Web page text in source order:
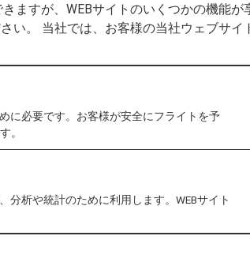
シートマッ
いてご案内いたします。
ますが、WEBサイトのいくつかの機能
い。 当社では、お客様の当社ウェブサ
に必要です。お客様が安全にフライトを予
。
分析や統計のために利用します。WEBサイト